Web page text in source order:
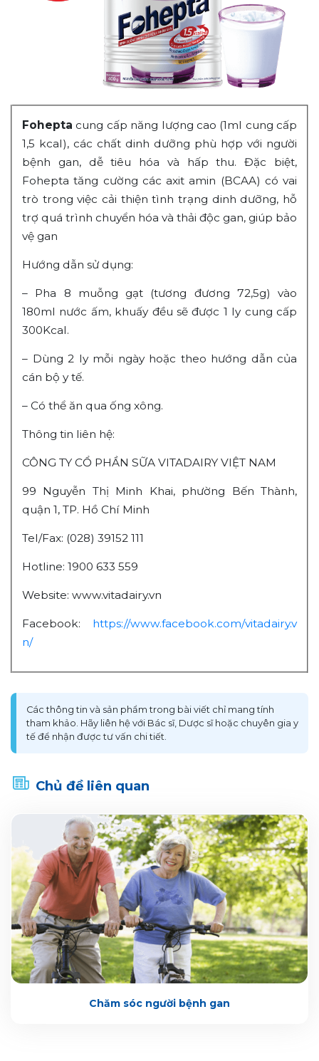
Fohepta cung cấp năng lượng cao (1ml cung cấp
1,5 kcal), các chất dinh dưỡng phù hợp với người
bệnh gan, dễ tiêu hóa và hấp thu. Đặc biệt,
Fohepta tăng cường các axit amin (BCAA) có vai
trò trong việc cải thiện tình trạng dinh dưỡng, hỗ
trợ quá trình chuyển hóa và thải độc gan, giúp bảo
vệ gan
Hướng dẫn sử dụng:
– Pha 8 muỗng gạt (tương đương 72,5g) vào
180ml nước ấm, khuấy đều sẽ được 1 ly cung cấp
300Kcal.
– Dùng 2 ly mỗi ngày hoặc theo hướng dẫn của
cán bộ y tế.
– Có thể ăn qua ống xông.
Thông tin liên hệ:
CÔNG TY CỔ PHẦN SỮA VITADAIRY VIỆT NAM
99 Nguyễn Thị Minh Khai, phường Bến Thành,
quận 1, TP. Hồ Chí Minh
Tel/Fax: (028) 39152 111
Hotline: 1900 633 559
Website: www.vitadairy.vn
Facebook: https://www.facebook.com/vitadairy.v
n/
Các thông tin và sản phẩm trong bài viết chỉ mang tính
tham khảo. Hãy liên hệ với Bác sĩ, Dược sĩ hoặc chuyên gia y
tế để nhận được tư vấn chi tiết.
Chủ đề liên quan
Chăm sóc người bệnh gan